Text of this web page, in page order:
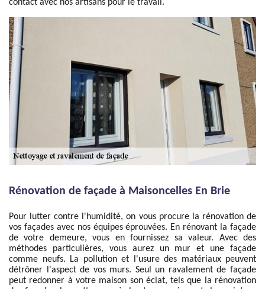
contact avec nos artisans pour le travail.
Rénovation de façade à Maisoncelles En Brie
Pour lutter contre l'humidité, on vous procure la rénovation de
vos façades avec nos équipes éprouvées. En rénovant la façade
de votre demeure, vous en fournissez sa valeur. Avec des
méthodes particulières, vous aurez un mur et une façade
comme neufs. La pollution et l'usure des matériaux peuvent
détrôner l'aspect de vos murs. Seul un ravalement de façade
peut redonner à votre maison son éclat, tels que la rénovation